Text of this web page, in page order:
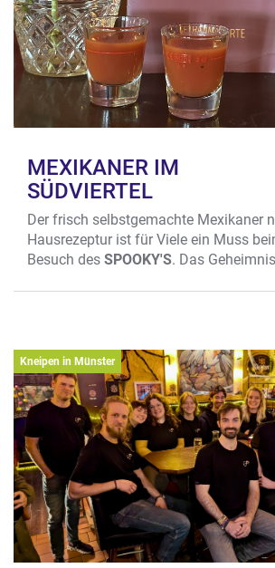
MEXIKANER IM
SÜDVIERTEL
Der frisch selbstgemachte Mexikaner
Hausrezeptur ist für Viele ein Muss
Besuch des SPOOKY'S. Das
Tasting-Tipp: 4-10 Whisky-Freunde
den kuscheligen Roten Salon im
neuerdings für einen unterhaltsamen
Probierabend buchen. Für schlanke 25
gibt’s einiges zu kosten und viel zu
Wo? Hammer Str. 66, Südviertel
Kneipen in Münster